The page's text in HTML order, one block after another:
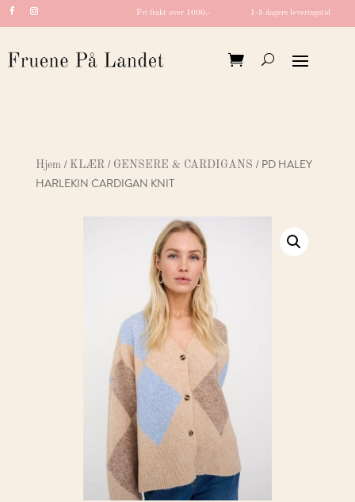
Fri frakt over 1000,- 1-5 dagers leveringstid
Hjem/ KLÆR/ GENSERE & CARDIGANS / PD HALEY
HARLEKIN CARDIGAN KNIT